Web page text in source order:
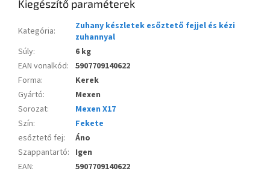
Kiegészítő paraméterek
Kategória:
Zuhany készletek esőztető fejjel és kézi
zuhannyal
Súly:
6 kg
EAN vonalkód: 5907709140622
Forma:
Kerek
Gyártó:
Mexen
Sorozat:
Mexen X17
Szín:
Fekete
esőztető fej:
Áno
Szappantartó: Igen
EAN: 5907709140622